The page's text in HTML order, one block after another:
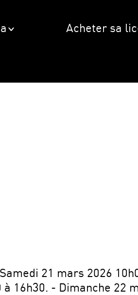
Acheter sa
21 mars 2026
à 16h30. - Dimanche 22